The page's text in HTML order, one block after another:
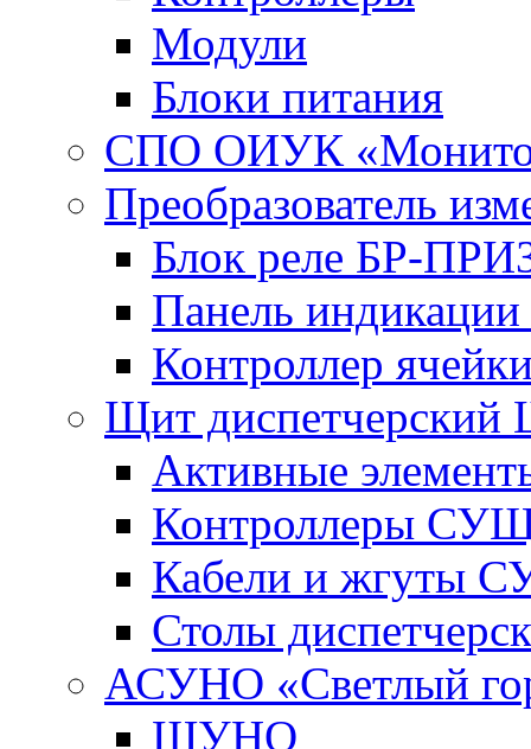
Модули
Блоки питания
СПО ОИУК
Преобразователь
Блок реле БР-
Панель
Контроллер
Щит
Активные
Контроллеры
Кабели и жгуты
Столы
АСУНО «Светлый
ШУНО